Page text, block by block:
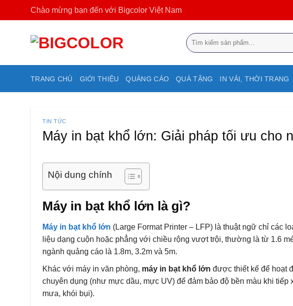
Chào mừng bạn đến với Bigcolor Việt Nam
Tìm
kiếm:
TRANG CHỦ GIỚI THIỆU QUẢNG CÁO QUÀ TẶNG IN VẢI, THỜI TRANG
TIN TỨC
Máy in bạt khổ lớn: Giải pháp tối ưu cho
Nội dung chính
Máy in bạt khổ lớn là gì?
Máy in bạt khổ lớn (Large Format Printer – LFP) là thuật ngữ chỉ các
liệu dạng cuộn hoặc phẳng với chiều rộng vượt trội, thường là từ 1.6
ngành quảng cáo là 1.8m, 3.2m và 5m.
Khác với máy in văn phòng, máy in bạt khổ lớn được thiết kế để hoạt
chuyên dụng (như mực dầu, mực UV) để đảm bảo độ bền màu khi
mưa, khói bụi).